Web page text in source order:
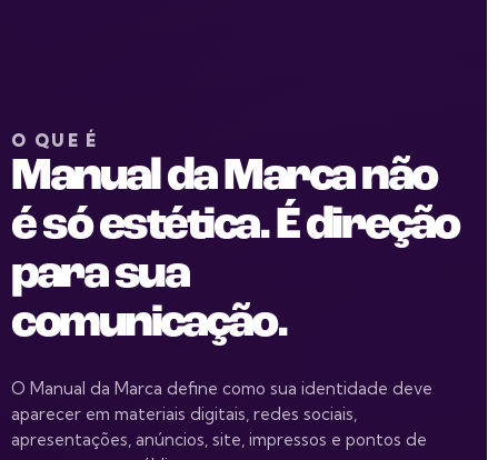
O QUE É
Manual da Marca não
é só estética. É direção
para sua
comunicação.
O Manual da Marca define como sua identidade deve
aparecer em materiais digitais, redes sociais,
apresentações, anúncios, site, impressos e pontos de